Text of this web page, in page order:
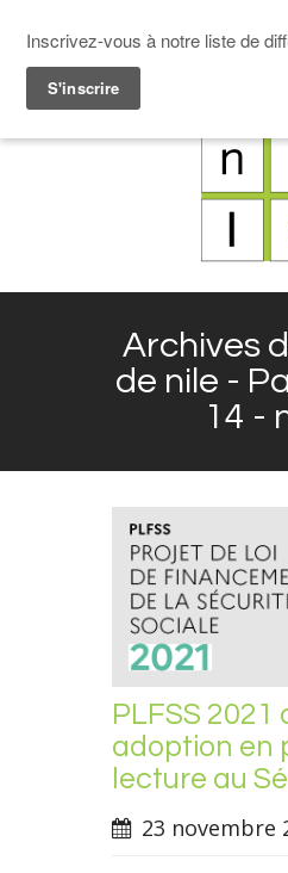
F L
Archives
de nile -
14 -
PLFSS 2021
adoption en
lecture au
23 novembre